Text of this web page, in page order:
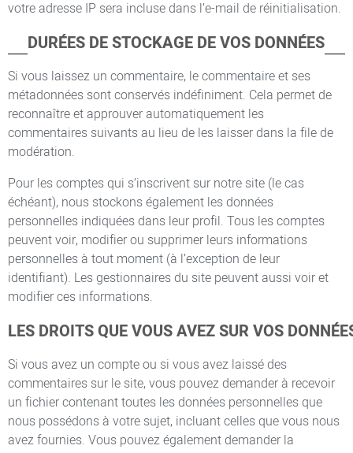
votre adresse IP sera incluse dans l’e-mail de réinitialisation.
DURÉES DE STOCKAGE DE VOS DONNÉES
Si vous laissez un commentaire, le commentaire et ses
métadonnées sont conservés indéfiniment. Cela permet de
reconnaître et approuver automatiquement les
commentaires suivants au lieu de les laisser dans la file de
modération.
Pour les comptes qui s’inscrivent sur notre site (le cas
échéant), nous stockons également les données
personnelles indiquées dans leur profil. Tous les comptes
peuvent voir, modifier ou supprimer leurs informations
personnelles à tout moment (à l’exception de leur
identifiant). Les gestionnaires du site peuvent aussi voir et
modifier ces informations.
LES DROITS QUE VOUS AVEZ SUR VOS
Si vous avez un compte ou si vous avez laissé des
commentaires sur le site, vous pouvez demander à recevoir
un fichier contenant toutes les données personnelles que
nous possédons à votre sujet, incluant celles que vous nous
avez fournies. Vous pouvez également demander la